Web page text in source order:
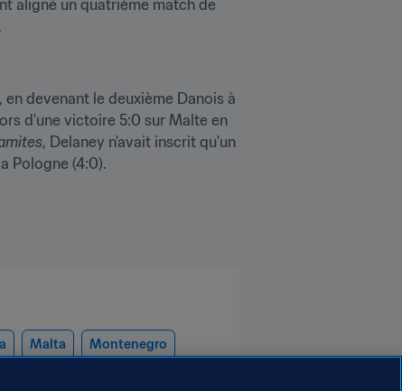
aligné un quatrième match de
devenant le deuxième Danois à
d'une victoire 5:0 sur Malte en
, Delaney n'avait inscrit qu'un
Pologne (4:0).
Malta Montenegro